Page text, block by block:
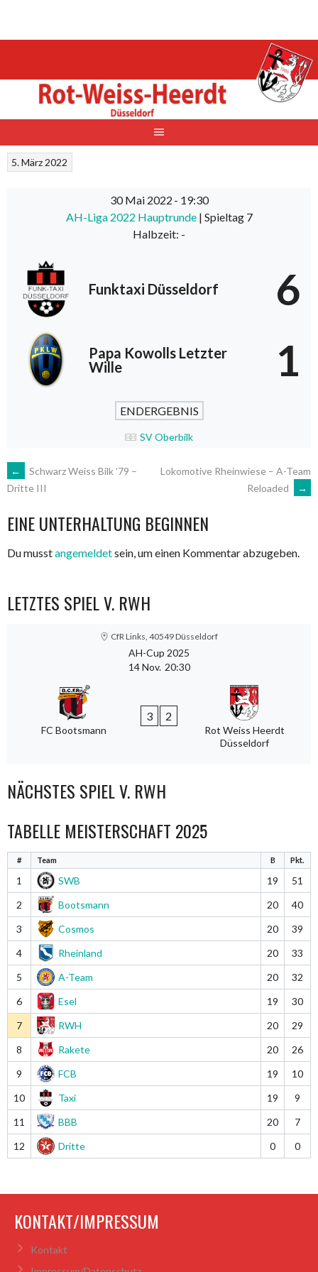
Inhalt
5. März 2022
30 Mai 2022 - 19:30
AH-Liga 2022 Hauptrunde | Spieltag 7
Halbzeit: -
Funktaxi Düsseldorf 6
Papa Kowolls Letzter
Wille
1
ENDERGEBNIS
SV Oberbilk
ARTIKEL-
NAVIGATION
←
Schwarz Weiss Bilk ’79 –
Dritte III
Lokomotive Rheinwiese – A-Team
Reloaded
→
EINE UNTERHALTUNG BEGINNEN
Du musstangemeldetsein, um einen Kommentar abzugeben.
LETZTES SPIEL V. RWH
CfR Links, 40549 Düsseldorf
AH-Cup 2025
14 Nov. 20:30
FC Bootsmann
3 2
Rot Weiss Heerdt
Düsseldorf
NÄCHSTES SPIEL V. RWH
TABELLE MEISTERSCHAFT 2025
# Team B Pkt.
1 SWB 19
51
2
Bootsmann 20
40
3
Cosmos 20
39
4
Rheinland 20
33
5
A-Team 20
32
6
Esel 19
30
7
RWH 20
29
8
Rakete 20
26
9
FCB 19
10
10
Taxi 19
9
11
BBB 20
7
12
Dritte 0 0
KONTAKT/IMPRESSUM
Kontakt